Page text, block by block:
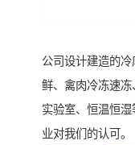
公司设计建造的
鲜、禽肉冷冻速
实验室、恒温恒
业对我们的认可。